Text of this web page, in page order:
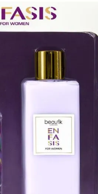
7
kool
10